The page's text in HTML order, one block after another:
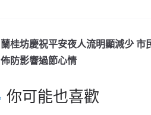
蘭桂坊慶祝平安夜人流明顯減少 市
佈防影響過節心情
你可能也喜歡